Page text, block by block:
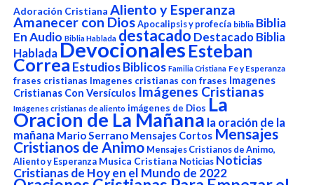
Adoración Cristiana Aliento y Esperanza
Amanecer con Dios Apocalipsis y profecía biblia Biblia
En Audio Biblia Hablada destacado Destacado Biblia
HabladaDevocionalesEsteban
Correa Estudios Biblicos Familia Cristiana Fe y Esperanza
frases cristianas Imagenes cristianas con frases Imagenes
Cristianas Con Versículos Imágenes Cristianas
Imágenes cristianas de aliento imágenes de Dios La
Oracion de La Mañana la oración de la
mañana Mario Serrano Mensajes Cortos Mensajes
Cristianos de Animo Mensajes Cristianos de Animo,
Aliento y Esperanza Musica Cristiana Noticias Noticias
Cristianas de Hoy en el Mundo de 2022